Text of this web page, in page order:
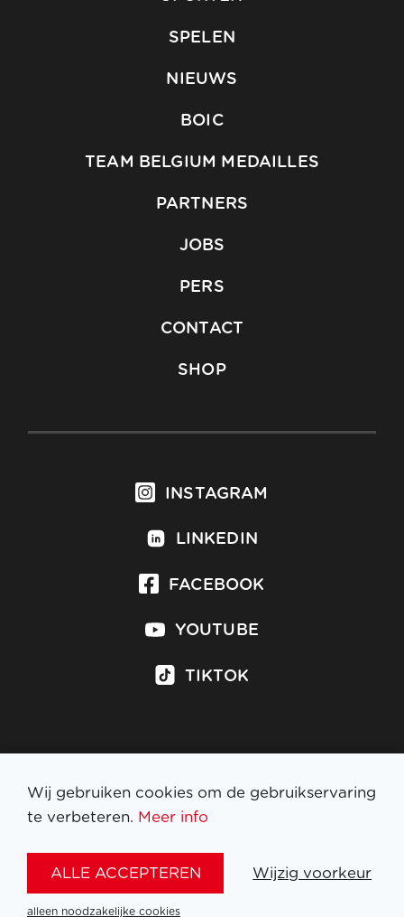
SPELEN
NIEUWS
BOIC
TEAM BELGIUM MEDAILLES
PARTNERS
JOBS
PERS
CONTACT
SHOP
INSTAGRAM
LINKEDIN
FACEBOOK
YOUTUBE
TIKTOK
Inschrijven op nieuwsbrief
Wij gebruiken cookies om de gebruikservaring
te verbeteren. Meer info
ALLE ACCEPTEREN Wijzig voorkeur
alleen noodzakelijke cookies